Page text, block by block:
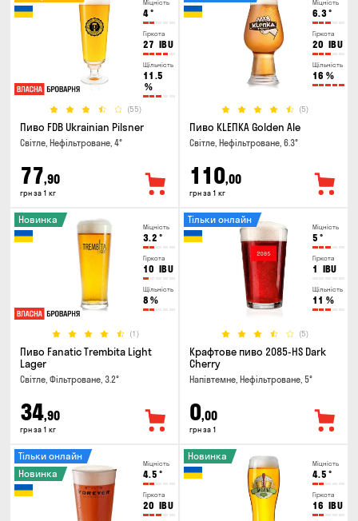
Міцність
4°
Гіркота
27 IBU
Щільність
11.5
%
(55)
Пиво FDB Ukrainian Pilsner
Світле, Нефільтроване, 4°
77,90
грн за 1 кг
Міцність
6.3°
Гіркота
20 IBU
Щільність
16 %
(5)
Пиво KLEПКА Golden Ale
Світле, Нефільтроване, 6.3°
110,00
грн за 1 кг
Міцність
3.2 °
Гіркота
10 IBU
Щільність
8 %
(1)
Новинка
Пиво Fanatic Trembita Light
Lager
Світле, Фільтроване, 3.2°
34,90
грн за 1 кг
Міцність
5 °
Гіркота
1 IBU
Щільність
11 %
(5)
Тільки онлайн
Крафтове пиво 2085-HS Dark
Cherry
Напівтемне, Нефільтроване, 5°
0,00
грн за 1
Міцність
4.5 °
Гіркота
20 IBU
Тільки онлайн
Новинка
Міцність
4.5 °
Гіркота
16 IBU
Новинка